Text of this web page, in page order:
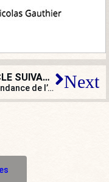
ARTICLE SUIVANT
Indépendance de l’Algérie : 60 ans de soumission, de repentance et de culpabilité mémorielle Next